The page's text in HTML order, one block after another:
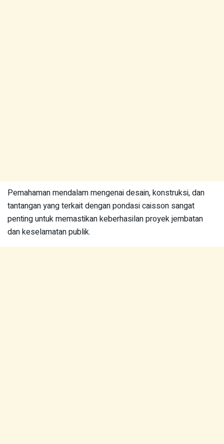
Pemahaman mendalam mengenai desain, konstruksi, dan
tantangan yang terkait dengan pondasi caisson sangat
penting untuk memastikan keberhasilan proyek jembatan
dan keselamatan publik.